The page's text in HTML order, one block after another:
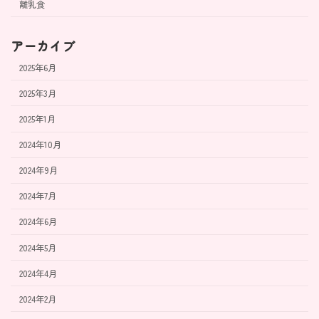
離乳食
アーカイブ
2025年6月
2025年3月
2025年1月
2024年10月
2024年9月
2024年7月
2024年6月
2024年5月
2024年4月
2024年2月